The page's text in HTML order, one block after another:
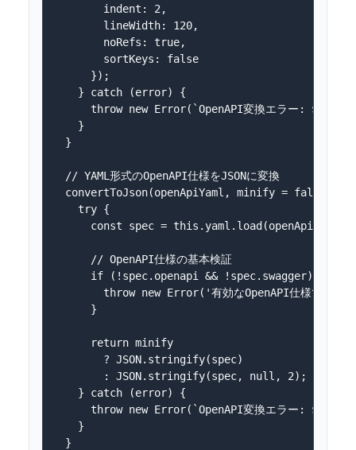
        indent: 2,
        lineWidth: 120,
        noRefs: true,
        sortKeys: false
      });
    } catch (error) {
throw new Error(`OpenAPI変換エラー:
    }
  }
  // YAML形式のOpenAPI仕様をJSONに変換
  convertToJson(openApiYaml, minify = false) {
    try {
      const spec = this.yaml.load(openApiYaml);
      // OpenAPI仕様の基本検証
      if (!spec.openapi && !spec.swagger) {
throw new Error('有効なOpenAPI仕様ではあ
      }
      return minify
        ? JSON.stringify(spec)
        : JSON.stringify(spec, null, 2);
    } catch (error) {
throw new Error(`OpenAPI変換エラー:
    }
  }